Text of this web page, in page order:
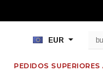
EUR
PEDIDOS